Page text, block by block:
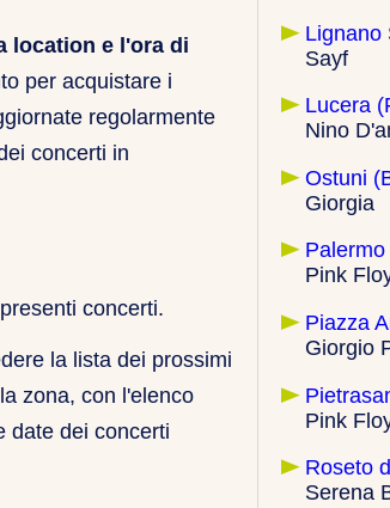
location e l'ora di
per acquistare i
regolarmente
concerti in
concerti.
la lista dei prossimi
zona, con l'elenco
date dei concerti
Lignano
Sayf
Lucera
Nino
Ostuni
Giorgia
Palermo
Pink
Piazza
Giorgio
Pink
Roseto
Serena